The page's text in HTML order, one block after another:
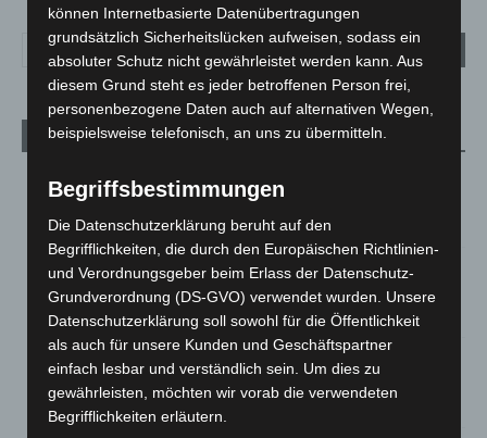
Aktuelle Beiträge
Kunst trifft Weingenuss: Barbara-Susann Mehring zeigt ihre
Werke im Jacques’ Wein-Depot Isernhagen
8. August 2026
A2: Zweite Turbobaustelle startet zwischen Hannover-West
und Bothfeld
8. August 2026
Niedersachsen: Feuerwehrkräfte kehren nach
7. August 2026
können Internetbasierte Datenübertragungen
grundsätzlich Sicherheitslücken aufweisen, sodass ein
absoluter Schutz nicht gewährleistet werden kann. Aus
diesem Grund steht es jeder betroffenen Person frei,
personenbezogene Daten auch auf alternativen Wegen,
beispielsweise telefonisch, an uns zu übermitteln.
Begriffsbestimmungen
Die Datenschutzerklärung beruht auf den
Begrifflichkeiten, die durch den Europäischen Richtlinien-
und Verordnungsgeber beim Erlass der Datenschutz-
Grundverordnung (DS-GVO) verwendet wurden. Unsere
Datenschutzerklärung soll sowohl für die Öffentlichkeit
als auch für unsere Kunden und Geschäftspartner
einfach lesbar und verständlich sein. Um dies zu
gewährleisten, möchten wir vorab die verwendeten
Begrifflichkeiten erläutern.